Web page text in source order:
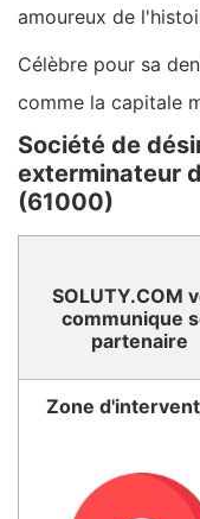
amoureux de
Célèbre pour sa
comme la capitale
Société de
exterminateur
(61000)
SOLUTY.COM
communique
partenaire
Zone